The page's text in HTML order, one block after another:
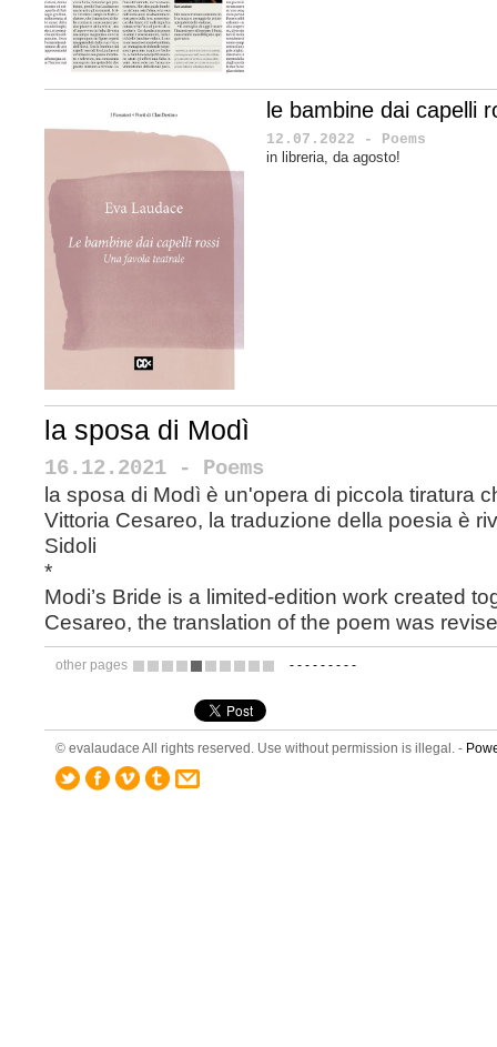
le bambine dai capelli
12.07.2022 - Poems
in libreria, da agosto!
la sposa di Modì
16.12.2021 - Poems
la sposa di Modì è un'opera di piccola tiratura
Vittoria Cesareo, la traduzione della poesia è
Sidoli
*
Modi’s Bride is a limited-edition work created
Cesareo, the translation of the poem was
other pages - - - - - - - - -
© evalaudace All rights reserved. Use without permission is illegal. -